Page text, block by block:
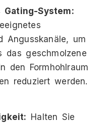
Gating-System:
Angusskanäle, um
das geschmolzene
den Formhohlraum
reduziert werden.
Halten Sie